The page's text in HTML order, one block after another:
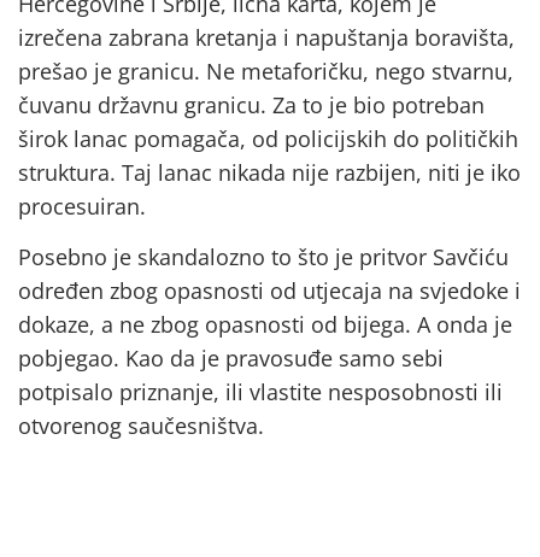
izrečena zabrana kretanja i napuštanja boravišta,
prešao je granicu. Ne metaforičku, nego stvarnu,
čuvanu državnu granicu. Za to je bio potreban
širok lanac pomagača, od policijskih do političkih
struktura. Taj lanac nikada nije razbijen, niti je iko
procesuiran.
Posebno je skandalozno to što je pritvor Savčiću
određen zbog opasnosti od utjecaja na svjedoke i
dokaze, a ne zbog opasnosti od bijega. A onda je
pobjegao. Kao da je pravosuđe samo sebi
potpisalo priznanje, ili vlastite nesposobnosti ili
otvorenog saučesništva.